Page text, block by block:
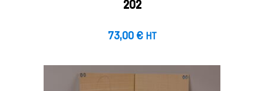
202
73,00 € HT